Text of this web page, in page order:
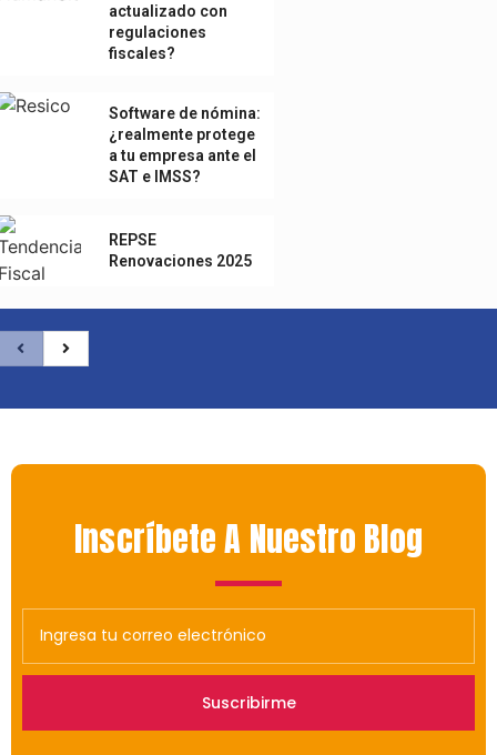
actualizado con
regulaciones
fiscales?
Software de nómina:
¿realmente protege
a tu empresa ante el
SAT e IMSS?
REPSE
Renovaciones 2025
InscríbeteA Nuestro Blog
Suscribirme